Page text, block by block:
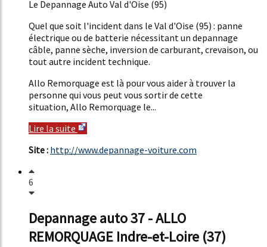
Le Depannage Auto Val d'Oise (95)
Quel que soit l'incident dans le Val d'Oise (95) : panne
électrique ou de batterie nécessitant un depannage
câble, panne sèche, inversion de carburant, crevaison, ou
tout autre incident technique.
Allo Remorquage est là pour vous aider à trouver la
personne qui vous peut vous sortir de cette
situation, Allo Remorquage le...
Lire la suite
Site : http://www.depannage-voiture.com
6
Depannage auto 37 - ALLO
REMORQUAGE Indre-et-Loire (37)